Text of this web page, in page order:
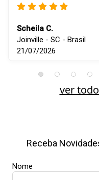
Scheila C.
Joinville - SC - Brasil
21/07/2026
ver
Receba
Nome